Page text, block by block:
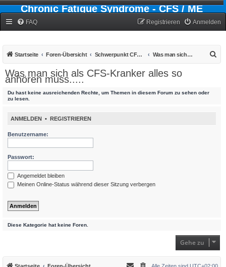
Chronic Fatigue Syndrome - CFS / ME
FAQ Anmelden
Registrieren
Startseite Foren-Übersicht Schwerpunkt CFS - Chronic-Fatigue-Syndrom Was man sich als CFS-Kranker alles so anhören muss.....
Was man sich als CFS-Kranker alles so
anhören muss.....
Du hast keine ausreichenden Rechte, um Themen in diesem Forum zu sehen oder
zu lesen.
ANMELDEN • REGISTRIEREN
Benutzername:
Passwort:
Angemeldet bleiben
Meinen Online-Status während dieser Sitzung verbergen
Diese Kategorie hat keine Foren.
Gehe zu